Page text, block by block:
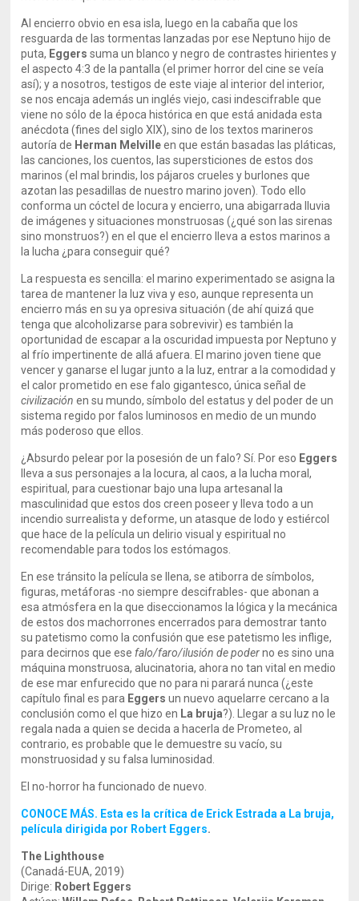
Al encierro obvio en esa isla, luego en la cabaña que los
resguarda de las tormentas lanzadas por ese Neptuno hijo de
puta, Eggers suma un blanco y negro de contrastes hirientes y
el aspecto 4:3 de la pantalla (el primer horror del cine se veía
así); y a nosotros, testigos de este viaje al interior del interior,
se nos encaja además un inglés viejo, casi indescifrable que
viene no sólo de la época histórica en que está anidada esta
anécdota (fines del siglo XIX), sino de los textos marineros
autoría de Herman Melvilleen que están basadas las pláticas,
las canciones, los cuentos, las supersticiones de estos dos
marinos (el mal brindis, los pájaros crueles y burlones que
azotan las pesadillas de nuestro marino joven). Todo ello
conforma un cóctel de locura y encierro, una abigarrada lluvia
de imágenes y situaciones monstruosas (¿qué son las sirenas
sino monstruos?) en el que el encierro lleva a estos marinos a
la lucha ¿para conseguir qué?
La respuesta es sencilla: el marino experimentado se asigna la
tarea de mantener la luz viva y eso, aunque representa un
encierro más en su ya opresiva situación (de ahí quizá que
tenga que alcoholizarse para sobrevivir) es también la
oportunidad de escapar a la oscuridad impuesta por Neptuno y
al frío impertinente de allá afuera. El marino joven tiene que
vencer y ganarse el lugar junto a la luz, entrar a la comodidad y
el calor prometido en ese falo gigantesco, única señal de
civilización en su mundo, símbolo del estatus y del poder de un
sistema regido por falos luminosos en medio de un mundo
más poderoso que ellos.
¿Absurdo pelear por la posesión de un falo? Sí. Por eso Eggers
lleva a sus personajes a la locura, al caos, a la lucha moral,
espiritual, para cuestionar bajo una lupa artesanal la
masculinidad que estos dos creen poseer y lleva todo a un
incendio surrealista y deforme, un atasque de lodo y estiércol
que hace de la película un delirio visual y espiritual no
recomendable para todos los estómagos.
En ese tránsito la película se llena, se atiborra de símbolos,
figuras, metáforas -no siempre descifrables- que abonan a
esa atmósfera en la que diseccionamos la lógica y la mecánica
de estos dos machorrones encerrados para demostrar tanto
su patetismo como la confusión que ese patetismo les inflige,
para decirnos que ese falo/faro/ilusión de poderno es sino una
máquina monstruosa, alucinatoria, ahora no tan vital en medio
de ese mar enfurecido que no para ni parará nunca (¿este
capítulo final es para Eggers un nuevo aquelarre cercano a la
conclusión como el que hizo en La bruja?). Llegar a su luz no le
regala nada a quien se decida a hacerla de Prometeo, al
contrario, es probable que le demuestre su vacío, su
monstruosidad y su falsa luminosidad.
El no-horror ha funcionado de nuevo.
CONOCE MÁS. Esta es la crítica de Erick Estrada a La bruja,
película dirigida por Robert Eggers.
The Lighthouse
(Canadá-EUA, 2019)
Dirige: Robert Eggers